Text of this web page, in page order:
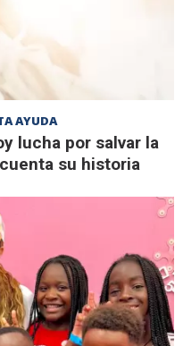
AYUDA
lucha por salvar la
su historia